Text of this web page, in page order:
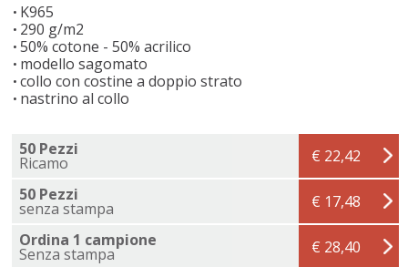
K965
290 g/m2
50% cotone - 50% acrilico
modello sagomato
collo con costine a doppio strato
nastrino al collo
50 Pezzi
Ricamo
€ 22,42
50 Pezzi
senza stampa
€ 17,48
Ordina 1 campione
Senza stampa € 28,40